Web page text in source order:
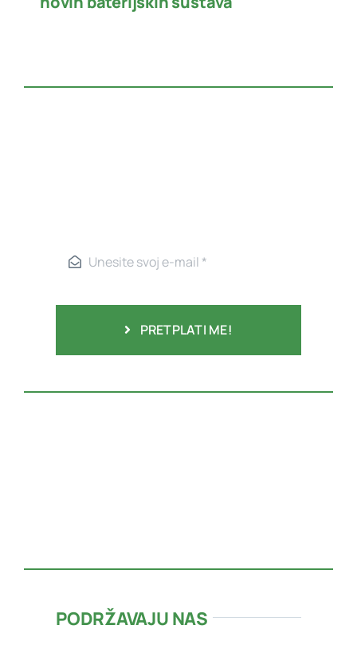
PRETPLATI ME!
PODRŽAVAJU NAS